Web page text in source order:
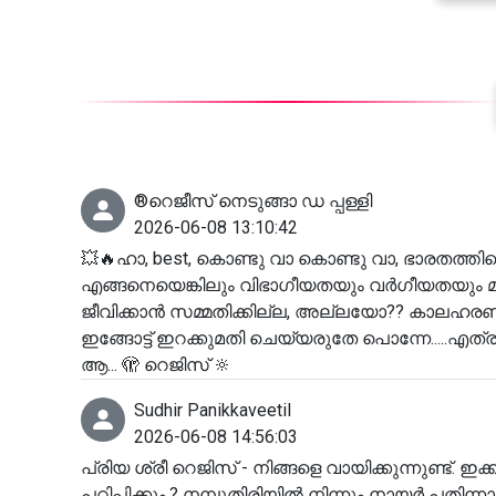
®️റെജീസ് നെടുങ്ങാ ഡ പ്പള്ളി
2026-06-08 13:10:42
💥🔥ഹാ, best, കൊണ്ടു വാ കൊണ്ടു വാ,
എങ്ങനെയെങ്കിലും വിഭാഗീയതയും വർഗീയതയും
ജീവിക്കാൻ സമ്മതിക്കില്ല, അല്ലയോ??
ഇങ്ങോട്ട് ഇറക്കുമതി ചെയ്യരുതേ
ആ... 🫣 റെജിസ് 🔆
Sudhir Panikkaveetil
2026-06-08 14:56:03
പ്രിയ ശ്രീ റെജിസ് - നിങ്ങളെ വായിക്കുന്നുണ്ട്.